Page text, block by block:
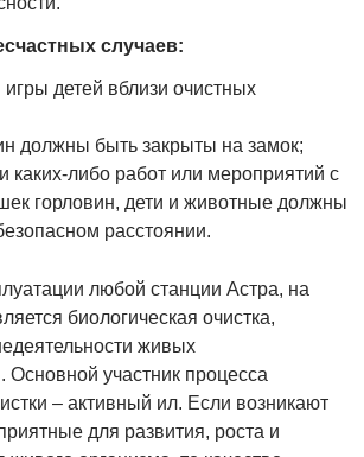
случаев:
детей вблизи очистных
должны быть закрыты на замок;
каких-либо работ или мероприятий с
горловин, дети и животные должны
расстоянии.
любой станции Астра, на
биологическая очистка,
живых
Основной участник процесса
– активный ил. Если возникают
для развития, роста и